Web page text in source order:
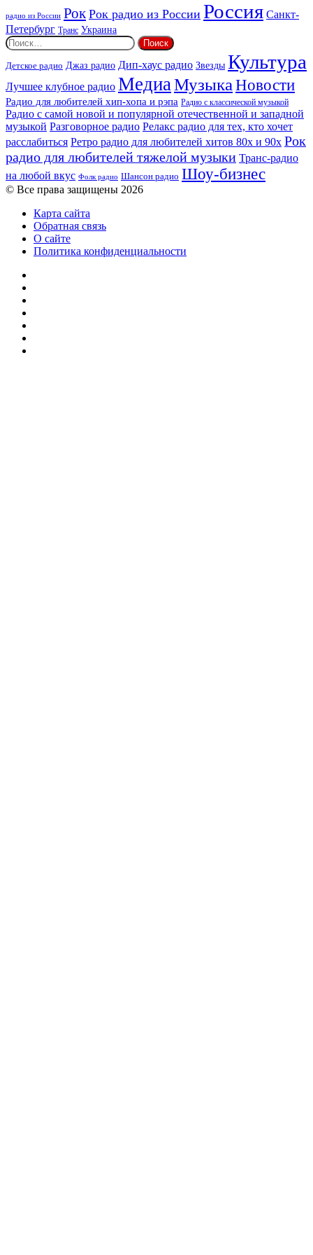
радио из России Рок Рок радио из России Россия Санкт-
Петербург Транс Украина
Найти:
Детское радио Джаз радио Дип-хаус радио Звезды Культура
Лучшее клубное радио Медиа МузыкаНовости
Радио для любителей хип-хопа и рэпа Радио с классической музыкой
Радио с самой новой и популярной отечественной и западной
музыкой Разговорное радио Релакс радио для тех, кто хочет
расслабиться Ретро радио для любителей хитов 80х и 90х Рок
радио для любителей тяжелой музыки Транс-радио
на любой вкус Фолк радио Шансон радио Шоу-бизнес
© Все права защищены 2026
Карта сайта
Обратная связь
О сайте
Политика конфиденциальности